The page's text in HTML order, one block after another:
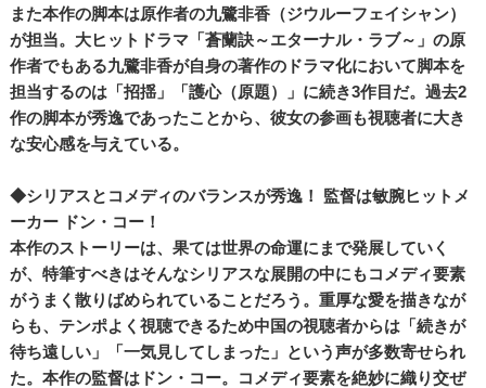
また本作の脚本は原作者の九鷺非香（ジウルーフェイシャン）
が担当。大ヒットドラマ「蒼蘭訣～エターナル・ラブ～」の原
作者でもある九鷺非香が自身の著作のドラマ化において脚本を
担当するのは「招揺」「護心（原題）」に続き3作目だ。過去2
作の脚本が秀逸であったことから、彼女の参画も視聴者に大き
な安心感を与えている。
◆シリアスとコメディのバランスが秀逸！ 監督は敏腕ヒットメ
ーカー ドン・コー！
本作のストーリーは、果ては世界の命運にまで発展していく
が、特筆すべきはそんなシリアスな展開の中にもコメディ要素
がうまく散りばめられていることだろう。重厚な愛を描きなが
らも、テンポよく視聴できるため中国の視聴者からは「続きが
待ち遠しい」「一気見してしまった」という声が多数寄せられ
た。本作の監督はドン・コー。コメディ要素を絶妙に織り交ぜ